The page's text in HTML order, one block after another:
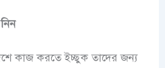
কাজ করতে ইচ্ছুক তাদের জন্য